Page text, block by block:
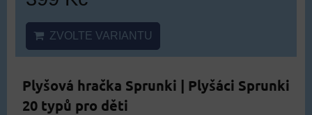
ZVOLTE VARIANTU
Plyšová hračka Sprunki | Plyšáci Sprunki
20 typů pro děti